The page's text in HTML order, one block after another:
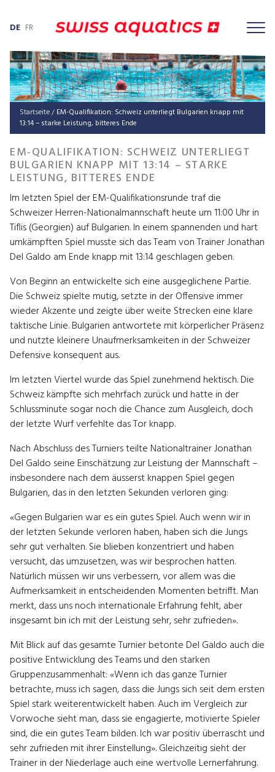
DE FR
Startseite/ EM-Qualifikation: Schweiz unterliegt Bulgarien knapp mit
13:14 – starke Leistung, bitteres Ende
EM-QUALIFIKATION: SCHWEIZ UNTERLIEGT
BULGARIEN KNAPP MIT 13:14 – STARKE
LEISTUNG, BITTERES ENDE
Im letzten Spiel der EM-Qualifikationsrunde traf die
Schweizer Herren-Nationalmannschaft heute um 11:00 Uhr in
Tiflis (Georgien) auf Bulgarien. In einem spannenden und hart
umkämpften Spiel musste sich das Team von Trainer Jonathan
Del Galdo am Ende knapp mit 13:14 geschlagen geben.
Von Beginn an entwickelte sich eine ausgeglichene Partie.
Die Schweiz spielte mutig, setzte in der Offensive immer
wieder Akzente und zeigte über weite Strecken eine klare
taktische Linie. Bulgarien antwortete mit körperlicher Präsenz
und nutzte kleinere Unaufmerksamkeiten in der Schweizer
Defensive konsequent aus.
Im letzten Viertel wurde das Spiel zunehmend hektisch. Die
Schweiz kämpfte sich mehrfach zurück und hatte in der
Schlussminute sogar noch die Chance zum Ausgleich, doch
der letzte Wurf verfehlte das Tor knapp.
Nach Abschluss des Turniers teilte Nationaltrainer Jonathan
Del Galdo seine Einschätzung zur Leistung der Mannschaft –
insbesondere nach dem äusserst knappen Spiel gegen
Bulgarien, das in den letzten Sekunden verloren ging:
«Gegen Bulgarien war es ein gutes Spiel. Auch wenn wir in
der letzten Sekunde verloren haben, haben sich die Jungs
sehr gut verhalten. Sie blieben konzentriert und haben
versucht, das umzusetzen, was wir besprochen hatten.
Natürlich müssen wir uns verbessern, vor allem was die
Aufmerksamkeit in entscheidenden Momenten betrifft. Man
merkt, dass uns noch internationale Erfahrung fehlt, aber
insgesamt bin ich mit der Leistung sehr, sehr zufrieden».
Mit Blick auf das gesamte Turnier betonte Del Galdo auch die
positive Entwicklung des Teams und den starken
Gruppenzusammenhalt: «Wenn ich das ganze Turnier
betrachte, muss ich sagen, dass die Jungs sich seit dem ersten
Spiel stark weiterentwickelt haben. Auch im Vergleich zur
Vorwoche sieht man, dass sie engagierte, motivierte Spieler
sind, die ein gutes Team bilden. Ich war positiv überrascht und
sehr zufrieden mit ihrer Einstellung». Gleichzeitig sieht der
Trainer in der Niederlage auch eine wertvolle Lernerfahrung.